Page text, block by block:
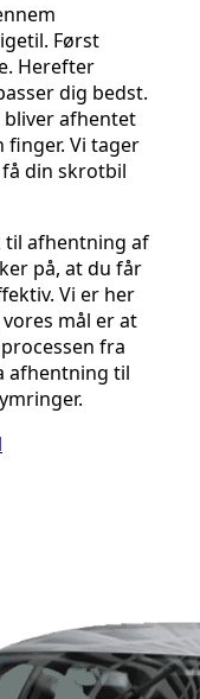
Først
Herefter
dig bedst.
bliver afhentet
finger. Vi tager
din skrotbil
til afhentning af
på, at du får
Vi er her
mål er at
fra
afhentning til